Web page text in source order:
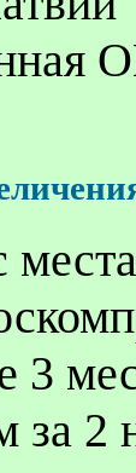
3
за 2